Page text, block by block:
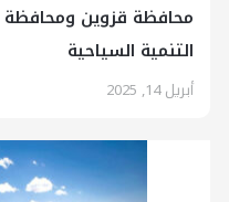
محافظة قزوين
التنمية السياحية
أبريل 14, 2025